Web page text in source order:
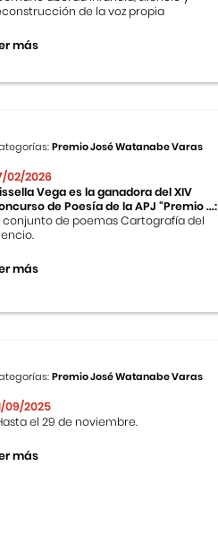
de la voz propia
más
Premio José Watanabe Varas
02/2026
Vega es la ganadora del XIV
de Poesía de la APJ “Premio ...:
conjunto de poemas Cartografía del
más
Premio José Watanabe Varas
09/2025
el 29 de noviembre.
más